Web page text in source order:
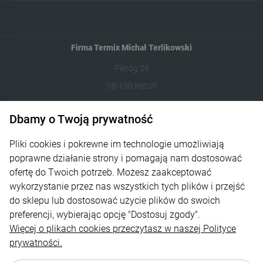
Firma Termix Michał Terlikowski
Pieróg 29
08-130 Kotuń
531-422-377
Informacje
Płatność i dostawa
Moje konto
Dbamy o Twoją prywatność
Pliki cookies i pokrewne im technologie umożliwiają
poprawne działanie strony i pomagają nam dostosować
ofertę do Twoich potrzeb. Możesz zaakceptować
wykorzystanie przez nas wszystkich tych plików i przejść
do sklepu lub dostosować użycie plików do swoich
preferencji, wybierając opcję "Dostosuj zgody".
Więcej o plikach cookies przeczytasz w naszej Polityce
prywatności.